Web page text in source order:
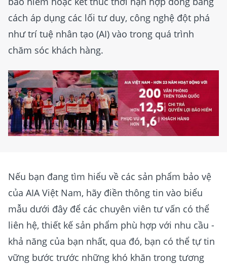
cách áp dụng các lối tư duy, công nghệ đột phá
như trí tuệ nhân tạo (AI) vào trong quá trình
chăm sóc khách hàng.
Nếu bạn đang tìm hiểu về các sản phẩm bảo vệ
của AIA Việt Nam, hãy điền thông tin vào biểu
mẫu dưới đây để các chuyên viên tư vấn có thể
liên hệ, thiết kế sản phẩm phù hợp với nhu cầu -
khả năng của bạn nhất, qua đó, bạn có thể tự tin
vững bước trước những khó khăn trong tương